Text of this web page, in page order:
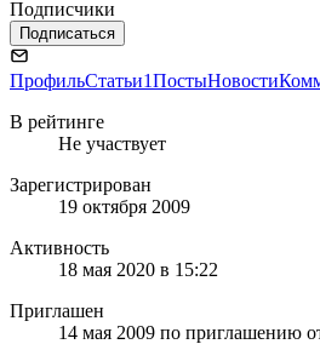
Подписчики
Подписаться
ПрофильСтатьи1ПостыНовости
В рейтинге
Не участвует
Зарегистрирован
19 октября 2009
Активность
18 мая 2020 в 15:22
Приглашен
14 мая 2009 по приглашению